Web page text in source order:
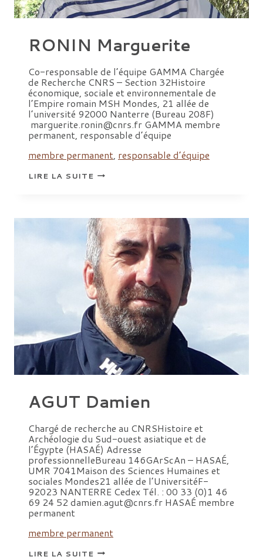
RONIN Marguerite
Co-responsable de l’équipe GAMMA Chargée
de Recherche CNRS – Section 32Histoire
économique, sociale et environnementale de
l’Empire romain MSH Mondes, 21 allée de
l’université 92000 Nanterre (Bureau 208F)
marguerite.ronin@cnrs.fr GAMMA membre
permanent, responsable d’équipe
membre permanent, responsable d’équipe
LIRE LA SUITERONIN
MARGUERITE
AGUT Damien
Chargé de recherche au CNRSHistoire et
Archéologie du Sud-ouest asiatique et de
l’Égypte (HASAÉ) Adresse
professionnelleBureau 146GArScAn – HASAÉ,
UMR 7041Maison des Sciences Humaines et
sociales Mondes21 allée de l’UniversitéF-
92023 NANTERRE Cedex Tél. : 00 33 (0)1 46
69 24 52 damien.agut@cnrs.fr HASAÉ membre
permanent
membre permanent
LIRE LA SUITEAGUT